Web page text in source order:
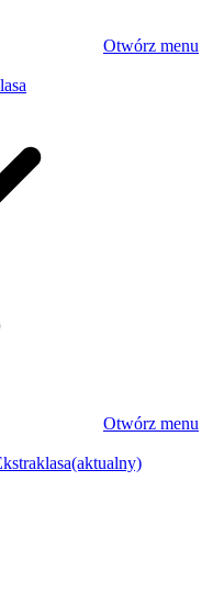
Otwórz menu
Otwórz menu
(aktualny)